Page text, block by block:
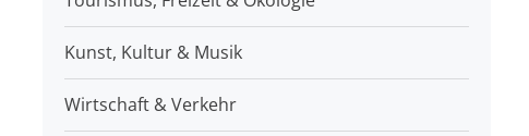
Kunst, Kultur & Musik
Wirtschaft & Verkehr